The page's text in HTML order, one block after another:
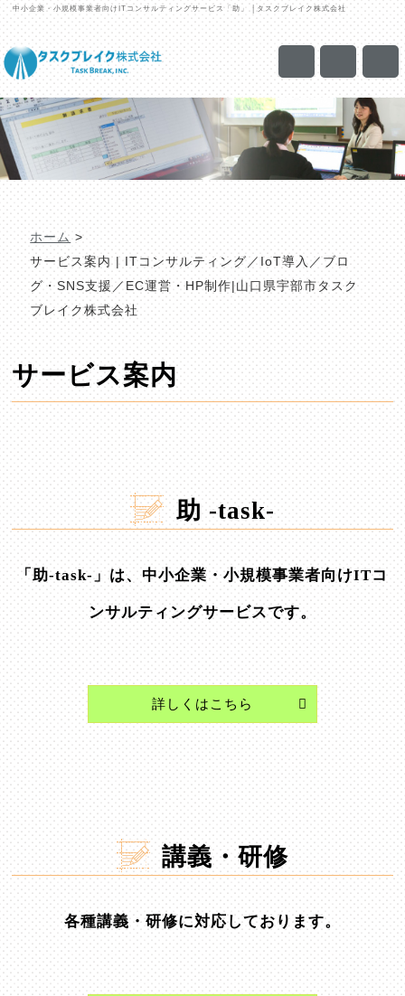
中小企業・小規模事業者向けITコンサルティングサービス「助」 │タスクブレイク株式会社
ホーム >
サービス案内 | ITコンサルティング／IoT導入／ブロ
グ・SNS支援／EC運営・HP制作|山口県宇部市タスク
ブレイク株式会社
サービス案内
助 -task-
「助-task-」は、中小企業・小規模事業者向けITコ
ンサルティングサービスです。
詳しくはこちら
講義・研修
各種講義・研修に対応しております。